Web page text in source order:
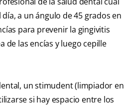
a un ángulo de 45 grados en
para prevenir la gingivitis
de las encías y luego cepille
un stimudent (limpiador en
si hay espacio entre los